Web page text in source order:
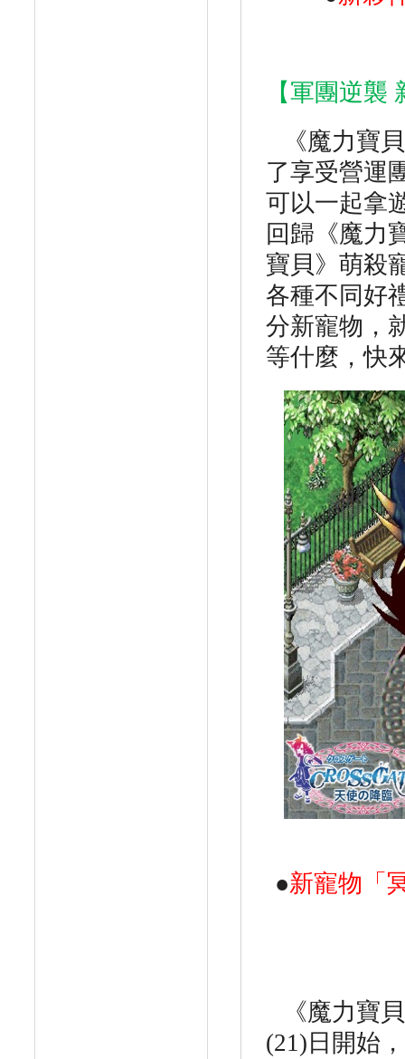
【軍團逆襲
《魔力寶
了享受營運
可以一起拿
回歸《魔力
寶貝》萌殺
各種不同好
分新寵物，
等什麼，快
●新寵物「
《魔力寶
(21) 日開始